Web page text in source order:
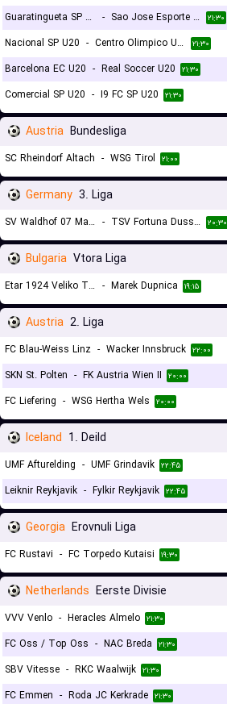
Guaratingueta SP U20
- Sao Jose Esporte Clube U20 ۲۱:۳۰
Nacional SP U20 - Centro Olimpico U20 ۲۱:۳۰
Barcelona EC U20 - Real Soccer U20 ۲۱:۳۰
Comercial SP U20 - I9 FC SP U20 ۲۱:۳۰
Austria Bundesliga
SC Rheindorf Altach - WSG Tirol ۲۱:۰۰
Germany 3. Liga
SV Waldhof 07 Mannheim - TSV Fortuna Dusseldorf ۲۰:۳۰
Bulgaria Vtora Liga
Etar 1924 Veliko Tarnovo - Marek Dupnica ۱۹:۱۵
Austria 2. Liga
FC Blau-Weiss Linz - Wacker Innsbruck ۲۲:۰۰
SKN St. Polten - FK Austria Wien II ۲۰:۰۰
FC Liefering - WSG Hertha Wels ۲۰:۰۰
Iceland 1. Deild
UMF Afturelding - UMF Grindavik ۲۲:۴۵
Leiknir Reykjavik - Fylkir Reykjavik ۲۲:۴۵
Georgia Erovnuli Liga
FC Rustavi - FC Torpedo Kutaisi ۱۹:۳۰
Netherlands Eerste Divisie
VVV Venlo - Heracles Almelo ۲۱:۳۰
FC Oss / Top Oss - NAC Breda ۲۱:۳۰
SBV Vitesse - RKC Waalwijk ۲۱:۳۰
FC Emmen - Roda JC Kerkrade ۲۱:۳۰